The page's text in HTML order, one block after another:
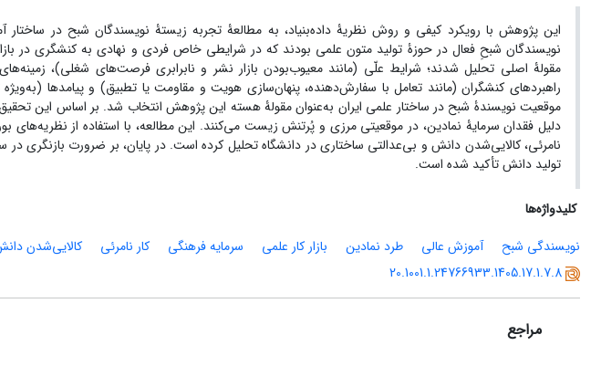
نویسندگان شبحِ فعال در حوزۀ تولید متون علمی بودند که در شرایطی خاص فردی و نهادی به کنشگری در
مقولۀ اصلی تحلیل شدند؛ شرایط علّی (مانند معیوب‌بودن بازار نشر و نابرابری فرصت‌های شغلی)،
راهبردهای کنشگران (مانند تعامل با سفارش‌دهنده، پنهان‌سازی هویت و مقاومت یا تطبیق) و پیامدها
موقعیت نویسندۀ شبح در ساختار علمی ایران به‌عنوان مقولۀ هسته این پژوهش انتخاب شد. بر اساس این
دلیل فقدان سرمایۀ نمادین، در موقعیتی مرزی و پُرتنش زیست می‌کنند. این مطالعه، با استفاده از
نامرئی، کالایی‌شدن دانش و بی‌عدالتی ساختاری در دانشگاه تحلیل کرده است. در پایان، بر ضرورت بازنگری
تولید دانش تأکید شده است.
کلیدواژه‌ها
نویسندگی شبح
آموزش عالی طرد نمادین بازار کار علمی سرمایه فرهنگی کار نامرئی
کالایی‌شدن
20.1001.1.24766933.1405.17.1.7.8
مراجع